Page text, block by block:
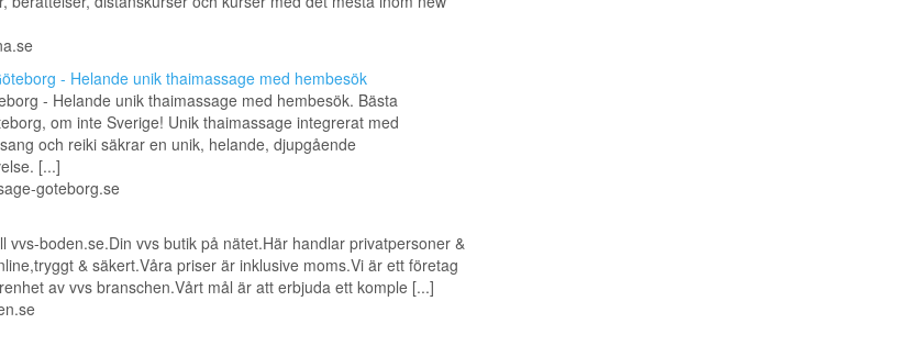
- Helande unik thaimassage med hembesök
- Helande unik thaimassage med hembesök. Bästa
om inte Sverige! Unik thaimassage integrerat med
och reiki säkrar en unik, helande, djupgående
[...]
goteborg.se
vvs-boden.se.Din vvs butik på nätet.Här handlar privatpersoner &
& säkert.Våra priser är inklusive moms.Vi är ett företag
av vvs branschen.Vårt mål är att erbjuda ett komple [...]